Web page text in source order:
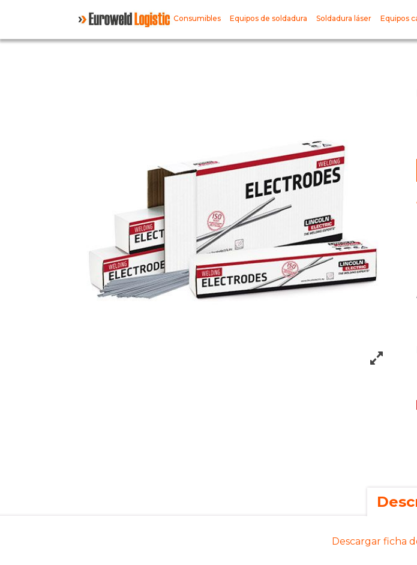
Consumibles Equipos de soldadura Soldadura láser Equipos
Descargar ficha